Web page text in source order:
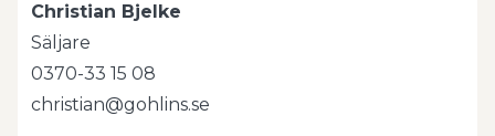
Christian Bjelke
Säljare
0370-33 15 08
christian@gohlins.se